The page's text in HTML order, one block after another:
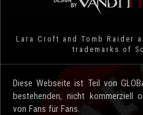
Lara Croft and Tomb Raider
trademarks of
Diese Webseite ist Teil von
bestehenden, nicht kommerziell
von Fans für Fans.